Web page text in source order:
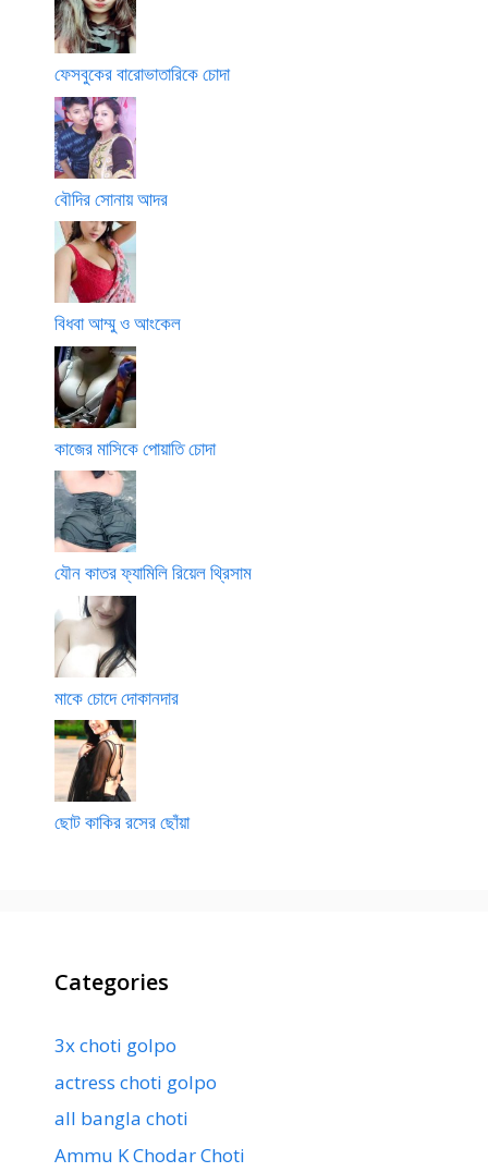
ফেসবুকের বারোভাতারিকে চোদা
বৌদির সোনায় আদর
বিধবা আম্মু ও আংকেল
কাজের মাসিকে পোয়াতি চোদা
যৌন কাতর ফ্যামিলি রিয়েল থ্রিসাম
মাকে চোদে দোকানদার
ছোট কাকির রসের ছোঁয়া
Categories
3x choti golpo
actress choti golpo
all bangla choti
Ammu K Chodar Choti